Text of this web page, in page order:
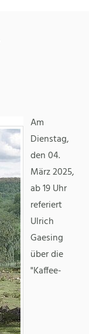
Am
Dienstag,
den 04.
März 2025,
ab 19 Uhr
referiert
Ulrich
Gaesing
über die
"Kaffee-